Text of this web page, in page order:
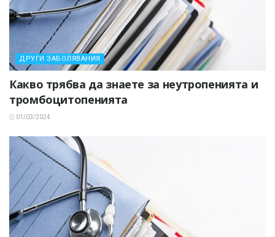
ДРУГИ ЗАБОЛЯВАНИЯ
Какво трябва да знаете за неутропенията и
тромбоцитопенията
01/03/2024